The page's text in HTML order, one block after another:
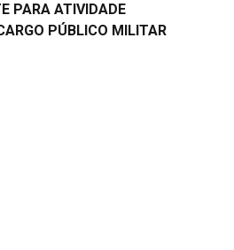
PARA ATIVIDADE
PÚBLICO MILITAR